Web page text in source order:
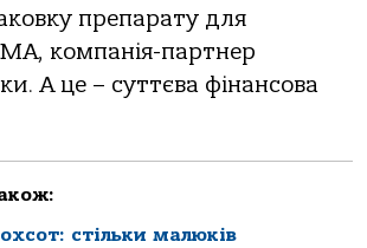
препарату для
компанія-партнер
А це – суттєва фінансова
стільки малюків